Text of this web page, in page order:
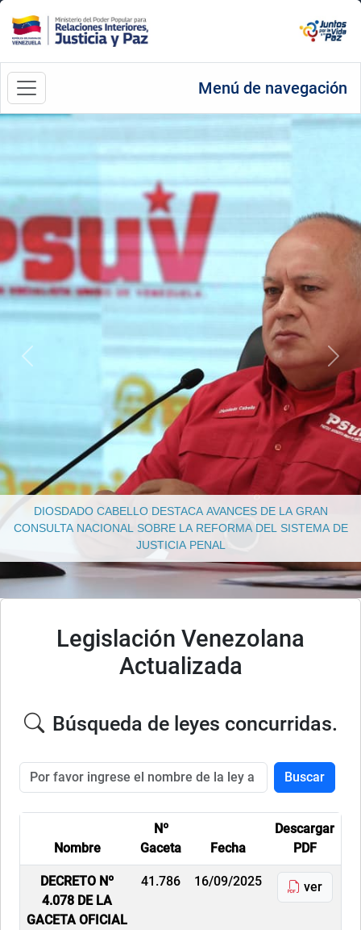
Menú de navegación
DIOSDADO CABELLO DESTACA AVANCES DE LA GRAN
CONSULTA NACIONAL SOBRE LA REFORMA DEL SISTEMA DE
JUSTICIA PENAL
Anterior
Legislación Venezolana
Actualizada
Búsqueda de leyes concurridas.
Buscar
Nombre
Nº
Gaceta
Fecha
Descargar
PDF
DECRETO Nº
4.078 DE LA
GACETA OFICIAL
41.786 16/09/2025 ver